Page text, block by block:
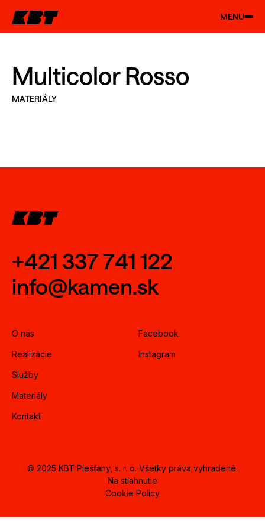
MENU
Multicolor Rosso
MATERIÁLY
+421 337 741 122
info@kamen.sk
O nás
Realizácie
Služby
Materiály
Kontakt
Facebook
Instagram
© 2025 KBT Piešťany, s. r. o. Všetky práva vyhradené.
Na stiahnutie
Cookie Policy